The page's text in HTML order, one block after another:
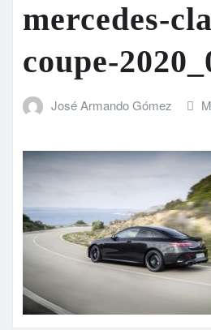
mercedes-
coupe-
José Armando Gómez